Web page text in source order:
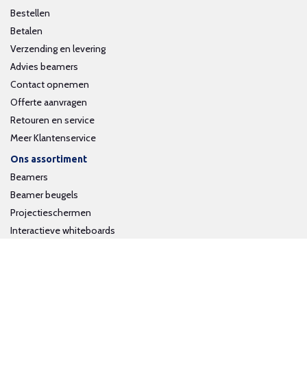
Bestellen
Betalen
Verzending en levering
Advies beamers
Contact opnemen
Offerte aanvragen
Retouren en service
Meer Klantenservice
Ons assortiment
Beamers
Beamer beugels
Projectieschermen
Interactieve whiteboards